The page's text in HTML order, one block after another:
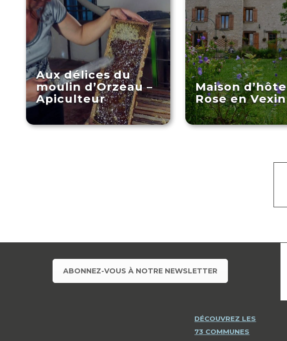
Aux délices du
moulin d’Orzeau –
Apiculteur
Maison d’hôte
Rose en Vexin
ABONNEZ-VOUS À NOTRE NEWSLETTER
DÉCOUVREZ LES
73 COMMUNES